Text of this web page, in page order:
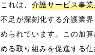
これは、 介護サービス事
不足が深刻化する介護業
められています。この加
める取り組みを促進する仕